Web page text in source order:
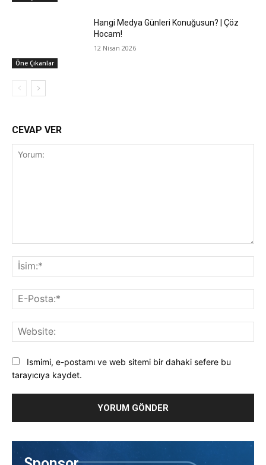
Öne Çıkanlar
Hangi Medya Günleri Konuğusun? | Çöz
Hocam!
12 Nisan 2026
CEVAP VER
Ismimi, e-postamı ve web sitemi bir dahaki sefere bu
tarayıcıya kaydet.